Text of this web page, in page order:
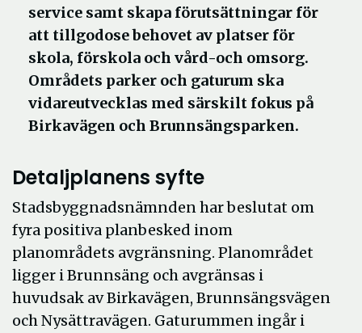
service samt skapa förutsättningar för
att tillgodose behovet av platser för
skola, förskola och vård-och omsorg.
Områdets parker och gaturum ska
vidareutvecklas med särskilt fokus på
Birkavägen och Brunnsängsparken.
Detaljplanens syfte
Stadsbyggnadsnämnden har beslutat om
fyra positiva planbesked inom
planområdets avgränsning. Planområdet
ligger i Brunnsäng och avgränsas i
huvudsak av Birkavägen, Brunnsängsvägen
och Nysättravägen. Gaturummen ingår i